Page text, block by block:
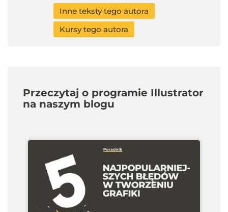
Inne teksty tego autora
Kursy tego autora
Przeczytaj o programie Illustrator
na naszym blogu